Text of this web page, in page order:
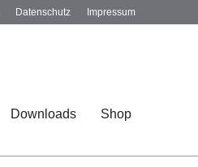
Impressum
Datenschutz
Downloads Shop